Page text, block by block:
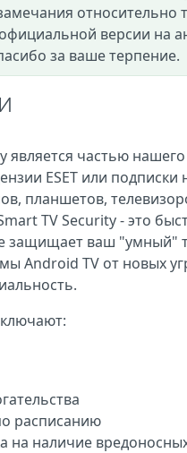
относительно
версии на
за ваше терпение.
является частью
ESET или
планшетов,
TV Security - это
защищает ваш "умный"
Android TV от новых
расписанию
на наличие